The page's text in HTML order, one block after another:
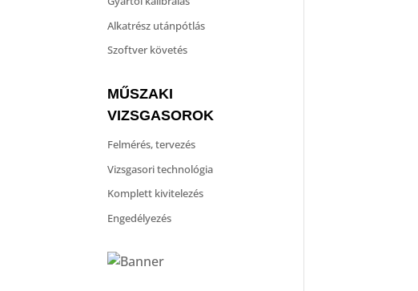
Alkatrész utánpótlás
Szoftver követés
MŰSZAKI
VIZSGASOROK
Felmérés, tervezés
Vizsgasori technológia
Komplett kivitelezés
Engedélyezés